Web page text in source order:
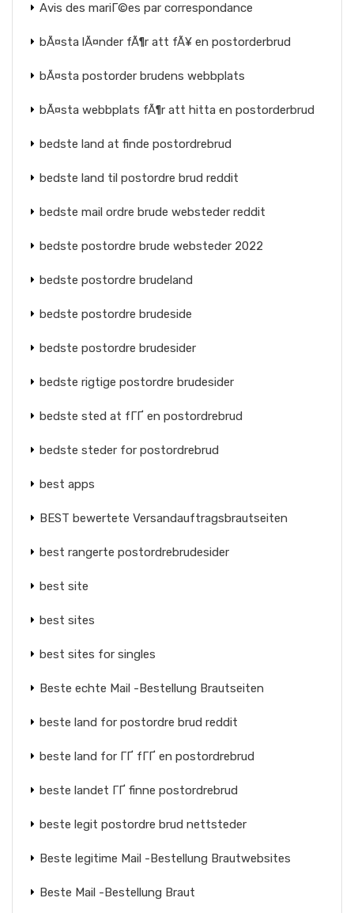
Avis des mariГ©es par correspondance
bÃ¤sta lÃ¤nder fÃ¶r att fÃ¥ en postorderbrud
bÃ¤sta postorder brudens webbplats
bÃ¤sta webbplats fÃ¶r att hitta en postorderbrud
bedste land at finde postordrebrud
bedste land til postordre brud reddit
bedste mail ordre brude websteder reddit
bedste postordre brude websteder 2022
bedste postordre brudeland
bedste postordre brudeside
bedste postordre brudesider
bedste rigtige postordre brudesider
bedste sted at fГҐ en postordrebrud
bedste steder for postordrebrud
best apps
BEST bewertete Versandauftragsbrautseiten
best rangerte postordrebrudesider
best site
best sites
best sites for singles
Beste echte Mail -Bestellung Brautseiten
beste land for postordre brud reddit
beste land for ГҐ fГҐ en postordrebrud
beste landet ГҐ finne postordrebrud
beste legit postordre brud nettsteder
Beste legitime Mail -Bestellung Brautwebsites
Beste Mail -Bestellung Braut